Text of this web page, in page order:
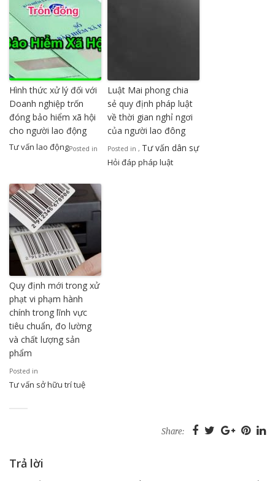
Hình thức xử lý đối với
Doanh nghiệp trốn
đóng bảo hiểm xã hội
cho người lao động
Posted in
Tư vấn lao động
Luật Mai phong chia
sẻ quy định pháp luật
về thời gian nghỉ ngơi
của người lao đông
Posted in
Hỏi đáp pháp luật
, Tư vấn dân sự
Quy định mới trong xử
phạt vi phạm hành
chính trong lĩnh vực
tiêu chuẩn, đo lường
và chất lượng sản
phẩm
Posted in
Tư vấn sở hữu trí tuệ
Share:
Trả lời